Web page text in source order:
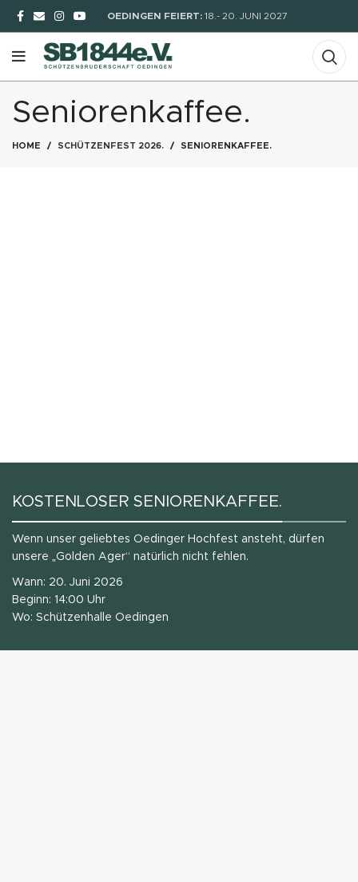
OEDINGEN FEIERT: 18.- 20. JUNI 2027
Seniorenkaffee.
HOME SCHÜTZENFEST 2026. SENIORENKAFFEE.
KOSTENLOSER SENIORENKAFFEE.
Wenn unser geliebtes Oedinger Hochfest ansteht, dürfen
unsere „Golden Ager“ natürlich nicht fehlen.
Wann: 20. Juni 2026
Beginn: 14:00 Uhr
Wo: Schützenhalle Oedingen